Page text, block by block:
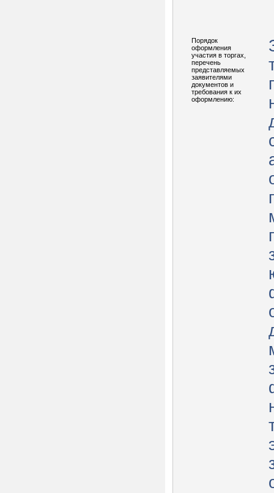
Порядок
оформления
участия в торгах,
перечень
представляемых
заявителями
документов и
требования к их
оформлению: